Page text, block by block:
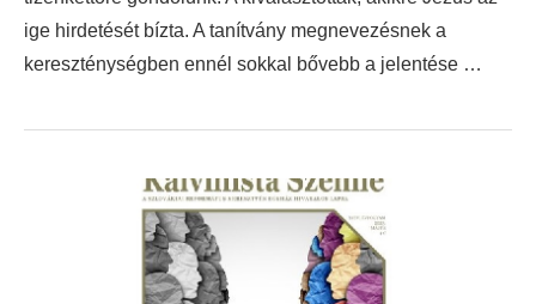
ige hirdetését bízta. A tanítvány megnevezésnek a
kereszténységben ennél sokkal bővebb a jelentése …